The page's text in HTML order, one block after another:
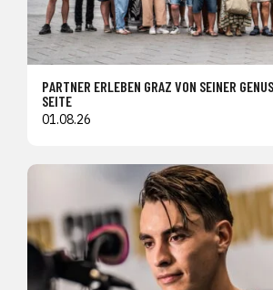
PARTNER ERLEBEN GRAZ VON SEINER
SEITE
01.08.26